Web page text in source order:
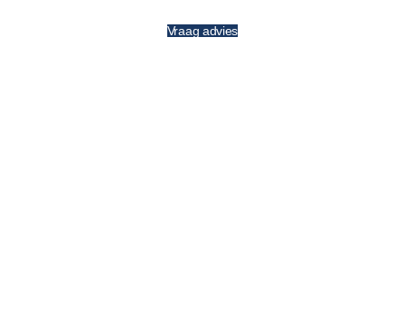
Vraag advies